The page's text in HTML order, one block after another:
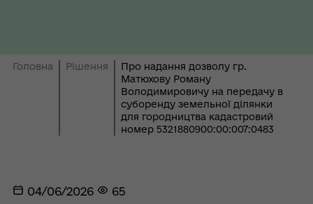
Головна Рішення
Про надання дозволу гр.
Матюхову Роману
Володимировичу на передачу в
суборенду земельної ділянки
для городництва кадастровий
номер 5321880900:00:007:0483
04/06/2026 65